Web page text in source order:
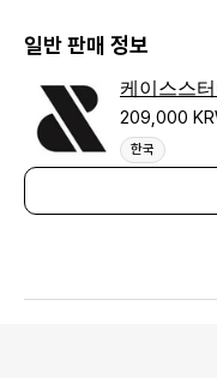
일반 판매 정보
케이스스
209,000
한국